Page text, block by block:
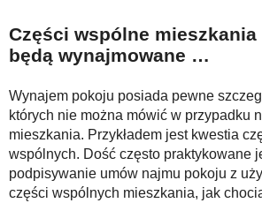
Części wspólne mieszkania
będą wynajmowane …
Wynajem pokoju posiada pewne
których nie można mówić w przypadku
mieszkania. Przykładem jest kwestia
wspólnych. Dość często praktykowane
podpisywanie umów najmu pokoju z
części wspólnych mieszkania, jak